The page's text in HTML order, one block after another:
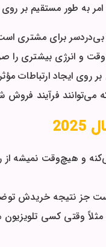
به طور مستقیم بر
برای مشتری
وقت و انرژی بیشتری
ایجاد ارتباطات
فرآیند فروش
و هیچ‌وقت نمیشه
جز نتیجه خریدش
وقتی کسی تلویزیون